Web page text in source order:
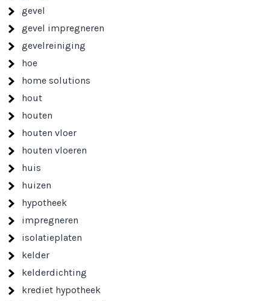
gevel
gevel impregneren
gevelreiniging
hoe
home solutions
hout
houten
houten vloer
houten vloeren
huis
huizen
hypotheek
impregneren
isolatieplaten
kelder
kelderdichting
krediet hypotheek